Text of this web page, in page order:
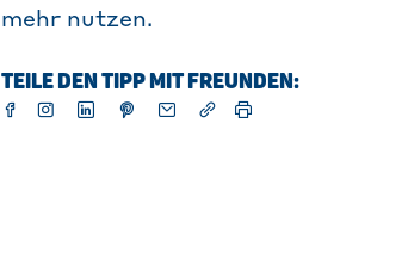
mehr nutzen.
TEILE DEN TIPP MIT FREUNDEN: